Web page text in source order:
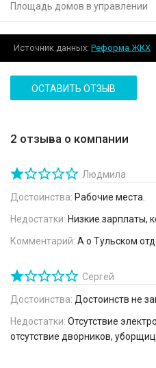
Площадь домов в управлении
Источник данных: Реформа ЖКХ
ОСТАВИТЬ ОТЗЫВ
2 отзыва о компании
Людмила
Достоинства: Рабочие места.
Недостатки: Низкие зарплаты,
Комментарий: А о Тульском
Сергей
Достоинства: Достоинств не
Недостатки: Отсутствие
отсутствие дворников,